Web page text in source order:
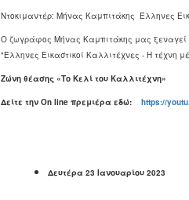
Ντοκιμαντέρ: Μήνας Καμπιτάκης Έλληνες
Ο ζωγράφος Μήνας Καμπιτάκης μας ξεναγεί
"Έλληνες Εικαστικοί Καλλιτέχνες - Η τέχνη
Ζώνη θέασης «Το Κελί του Καλλιτέχνη»
Δείτε την On lineπρεμιέρα εδώ: https://
Δευτέρα 23 Ιανουαρίου 2023